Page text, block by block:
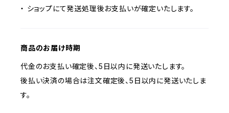
・ ショップにて発送処理後お支払いが確定いたします。
商品のお届け時期
代金のお支払い確定後、5日以内に発送いたします。
後払い決済の場合は注文確定後、5日以内に発送いたしま
す。